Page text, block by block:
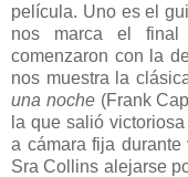
película. Uno es el
nos marca el
comenzaron con la
nos muestra la
una noche(Frank
la que salió
a cámara fija
Sra Collins alejarse